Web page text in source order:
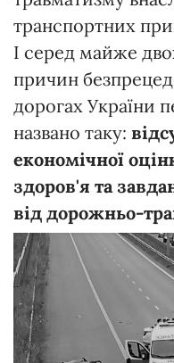
транспортних
І серед майже
причин
дорогах України
названо таку:
економічної
здоров'я та
від дорожньо-